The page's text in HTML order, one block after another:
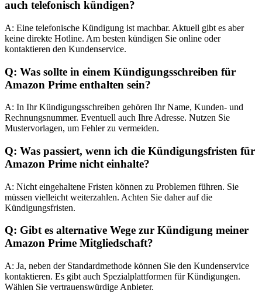
auch telefonisch kündigen?
A: Eine telefonische Kündigung ist machbar. Aktuell gibt es aber
keine direkte Hotline. Am besten kündigen Sie online oder
kontaktieren den Kundenservice.
Q: Was sollte in einem Kündigungsschreiben für
Amazon Prime enthalten sein?
A: In Ihr Kündigungsschreiben gehören Ihr Name, Kunden- und
Rechnungsnummer. Eventuell auch Ihre Adresse. Nutzen Sie
Mustervorlagen, um Fehler zu vermeiden.
Q: Was passiert, wenn ich die Kündigungsfristen für
Amazon Prime nicht einhalte?
A: Nicht eingehaltene Fristen können zu Problemen führen. Sie
müssen vielleicht weiterzahlen. Achten Sie daher auf die
Kündigungsfristen.
Q: Gibt es alternative Wege zur Kündigung meiner
Amazon Prime Mitgliedschaft?
A: Ja, neben der Standardmethode können Sie den Kundenservice
kontaktieren. Es gibt auch Spezialplattformen für Kündigungen.
Wählen Sie vertrauenswürdige Anbieter.